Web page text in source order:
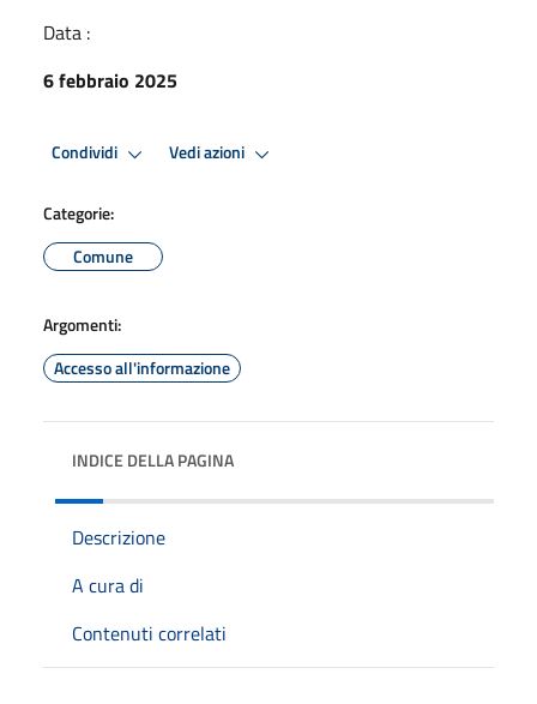
Data :
6 febbraio 2025
Condividi Vedi azioni
Categorie:
Comune
Argomenti:
Accesso all'informazione
INDICE DELLA PAGINA
Descrizione
A cura di
Contenuti correlati